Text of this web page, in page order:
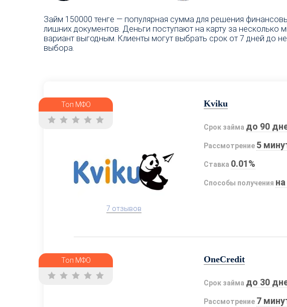
Займ 150000 тенге — популярная сумма для решения
лишних документов. Деньги поступают на карту за
вариант выгодным. Клиенты могут выбрать срок от 7 дней до
выбора.
Топ МФО
7 отзывов
Kviku
Срок займа до 90
Рассмотрение 5
Ставка 0.01%
Способы получения
Топ МФО OneCredit
Срок займа до 30
Рассмотрение 7